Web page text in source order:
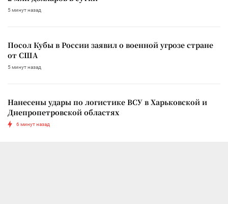
5 минут назад
Посол Кубы в России заявил о военной угрозе стране
от США
5 минут назад
Нанесены удары по логистике ВСУ в Харьковской и
Днепропетровской областях
6 минут назад